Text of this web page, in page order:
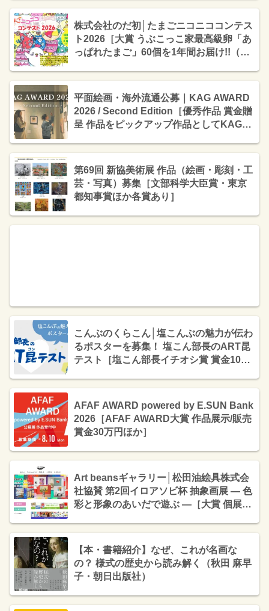
株式会社のだ初│たまごニコニココンテス
ト2026［大賞 うぶこっこ家最高級卵「あ
っぱれたまご」60個を1年間お届け!!（合
平面絵画・海外流通公募｜KAG AWARD
2026 / Second Edition［優秀作品 賞金贈
呈 作品をピックアップ作品としてKAGコ
付］
第69回 新協美術展 作品（絵画・彫刻・工
芸・写真）募集［文部科学大臣賞・東京
都知事賞ほか各賞あり］
こんぶのくらこん│塩こんぶの魅力が伝わ
るポスターを募集！ 塩こん部長のART昆
テスト［塩こん部長イチオシ賞 賞金10万
AFAF AWARD powered by E.SUN Bank
2026［AFAF AWARD大賞 作品展示/販売
賞金30万円ほか］
Art beansギャラリー│松田油絵具株式会
社協賛 第2回イロアソビ杯 抽象画展 — 色
彩と形象のあいだで遊ぶ —［大賞 個展開
【本・書籍紹介】なぜ、これが名画な
の？ 様式の歴史から読み解く（秋田 麻早
子・朝日出版社）